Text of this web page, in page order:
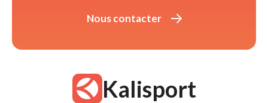
Nous contacter
Kalisport